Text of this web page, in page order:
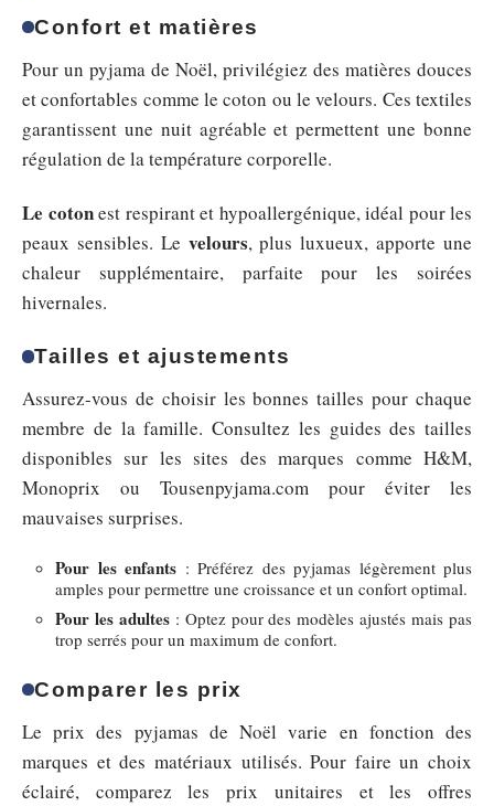
Confort et matières
Pour un pyjama de Noël, privilégiez des matières douces
et confortables comme le coton ou le velours. Ces textiles
garantissent une nuit agréable et permettent une bonne
régulation de la température corporelle.
Le cotonest respirant et hypoallergénique, idéal pour les
peaux sensibles. Le velours, plus luxueux, apporte une
chaleur supplémentaire, parfaite pour les soirées
hivernales.
Tailles et ajustements
Assurez-vous de choisir les bonnes tailles pour chaque
membre de la famille. Consultez les guides des tailles
disponibles sur les sites des marques comme H&M,
Monoprix ou Tousenpyjama.com pour éviter les
mauvaises surprises.
Pour les enfants : Préférez des pyjamas légèrement plus
amples pour permettre une croissance et un confort optimal.
Pour les adultes: Optez pour des modèles ajustés mais pas
trop serrés pour un maximum de confort.
Comparer les prix
Le prix des pyjamas de Noël varie en fonction des
marques et des matériaux utilisés. Pour faire un choix
éclairé, comparez les prix unitaires et les offres